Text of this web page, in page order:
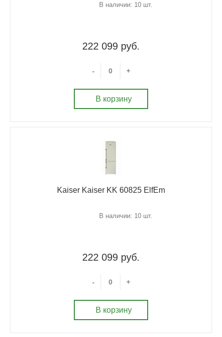
В наличии: 10 шт.
222 099 руб.
- +
В корзину
Kaiser Kaiser KK 60825 ElfEm
В наличии: 10 шт.
222 099 руб.
- +
В корзину